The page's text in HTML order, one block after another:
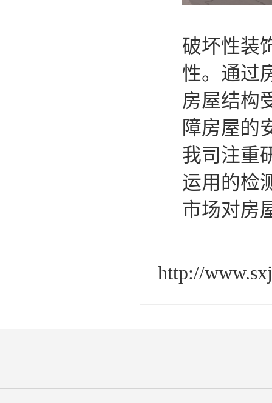
破坏性装
性。通过
房屋结构
障房屋的
我司注重
运用的检
市场对房
http://